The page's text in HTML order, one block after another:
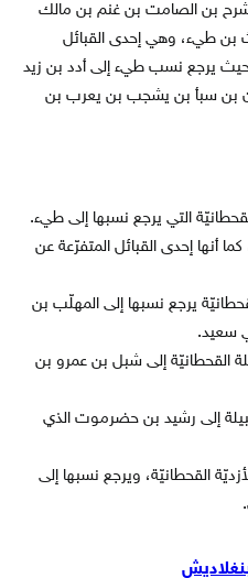
شرح بن الصامت بن غنم بن مالك
بن طيء، وهي إحدى القبائل
حيث يرجع نسب طيء إلى أدد بن زيد
بن سبأ بن يشجب بن يعرب بن
التي يرجع نسبها إلى طيء.
أنها إحدى القبائل المتفرّعة عن
يرجع نسبها إلى المهلّب بن
سعيد.
القحطانيّة إلى شبل بن عمرو بن
إلى رشيد بن حضرموت الذي
القحطانيّة، ويرجع نسبها إلى